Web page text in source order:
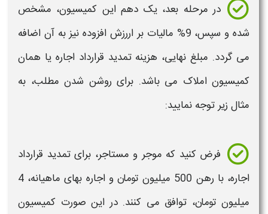
در مرحله بعد، یک دهم این کمیسیون، مشخص
شده و سپس، 9% مالیات بر اررزش افزوده نیز به آن اضافه
می گردد. مبلغ نهایی، هزینه تمدید قرارداد اجاره یا همان
کمیسیون املاک می باشد. برای روشن شدن مطلب، به
مثال زیر توجه نمایید:
فرض کنید که موجر و مستاجر، برای تمدید قرارداد
اجاره، با رهن 500 میلیون تومان و اجاره
بهای ماهیانه، 4
میلیون تومان، توافق می کنند. در این صورت کمیسیون